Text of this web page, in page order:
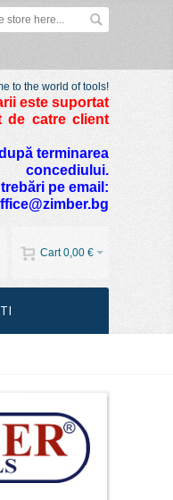
to the world of tools!
este suportat
de catre client
terminarea
concediului.
pe email:
Cart 0,00 €